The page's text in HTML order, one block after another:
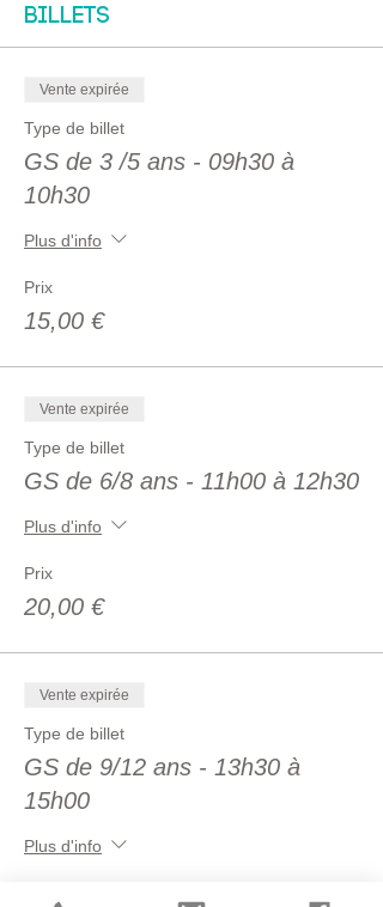
Billets
Vente expirée
Type de billet
GS de 3 /5 ans - 09h30 à
10h30
Plus d'info
Prix
15,00 €
Vente expirée
Type de billet
GS de 6/8 ans - 11h00 à 12h30
Plus d'info
Prix
20,00 €
Vente expirée
Type de billet
GS de 9/12 ans - 13h30 à
15h00
Plus d'info